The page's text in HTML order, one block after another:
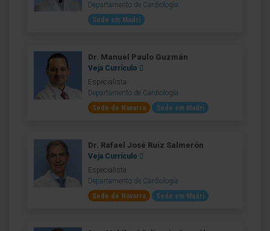
Departamento de Cardiología
Sede em Madri
Dr. Manuel Paulo Guzmán
Veja Currículo
Especialista
Departamento de Cardiología
Sede de Navarra
Sede em Madri
Dr. Rafael José Ruiz Salmerón
Veja Currículo
Especialista
Departamento de Cardiología
Sede de Navarra
Sede em Madri